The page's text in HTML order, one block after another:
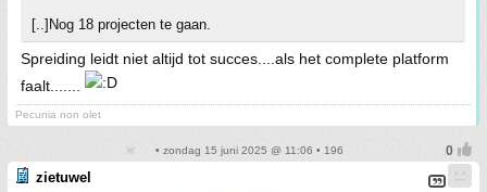
[..]Nog 18 projecten te gaan.
Spreiding leidt niet altijd tot succes....als het complete platform
faalt.......
Pecunia non olet
• zondag 15 juni 2025 @ 11:06 • 196
zietuwel